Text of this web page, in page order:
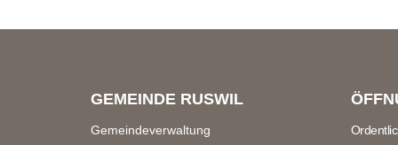
GEMEINDE RUSWIL
Gemeindeverwaltung